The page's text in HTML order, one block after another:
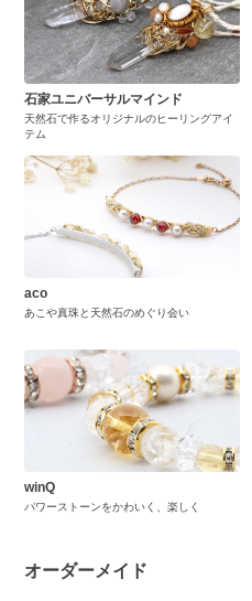
石家ユニバーサルマインド
天然石で作るオリジナルのヒーリングアイ
テム
aco
あこや真珠と天然石のめぐり会い
winQ
パワーストーンをかわいく、楽しく
オーダーメイド